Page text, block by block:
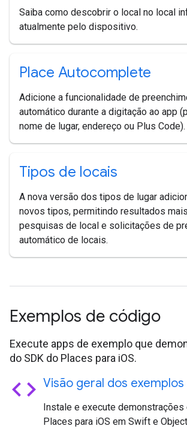
Saiba como descobrir o local no local
atualmente pelo dispositivo.
Place Autocomplete
Adicione a funcionalidade de
automático durante a digitação ao app
nome de lugar, endereço ou Plus Code).
Tipos de locais
A nova versão dos tipos de lugar
novos tipos, permitindo resultados
pesquisas de local e solicitações de
automático de locais.
Exemplos de código
Execute apps de exemplo que
do SDK do Places para iOS.
code Visão geral dos
Instale e execute demonstrações
Places para iOS em Swift e